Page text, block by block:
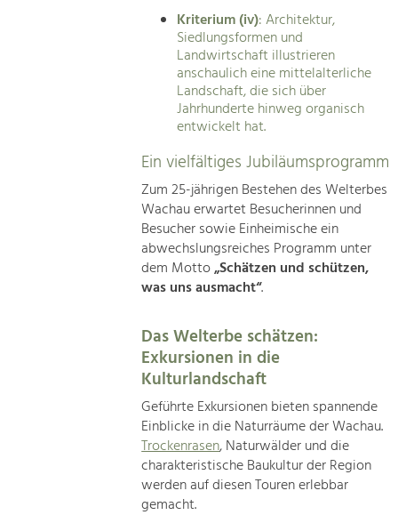
Kriterium (iv): Architektur,
Siedlungsformen und
Landwirtschaft illustrieren
anschaulich eine mittelalterliche
Landschaft, die sich über
Jahrhunderte hinweg organisch
entwickelt hat.
Ein vielfältiges Jubiläumsprogramm
Zum 25-jährigen Bestehen des Welterbes
Wachau erwartet Besucherinnen und
Besucher sowie Einheimische ein
abwechslungsreiches Programm unter
dem Motto„Schätzen und schützen,
was uns ausmacht“.
Das Welterbe schätzen:
Exkursionen in die
Kulturlandschaft
Geführte Exkursionen bieten spannende
Einblicke in die Naturräume der Wachau.
Trockenrasen, Naturwälder und die
charakteristische Baukultur der Region
werden auf diesen Touren erlebbar
gemacht.